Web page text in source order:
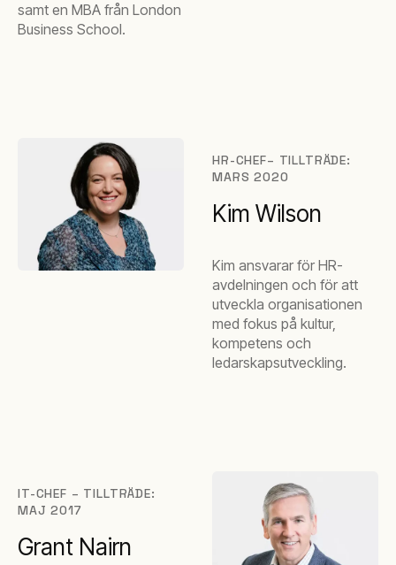
samt en MBA från London
Business School.
HR-CHEF– TILLTRÄDE:
MARS 2020
Kim Wilson
Kim ansvarar för HR-
avdelningen och för att
utveckla organisationen
med fokus på kultur,
kompetens och
ledarskapsutveckling.
IT-CHEF – TILLTRÄDE:
MAJ 2017
Grant Nairn